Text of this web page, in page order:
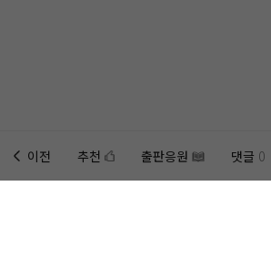
이전 추천 출판응원 댓글 0
홈에미노벨 웹추가하기